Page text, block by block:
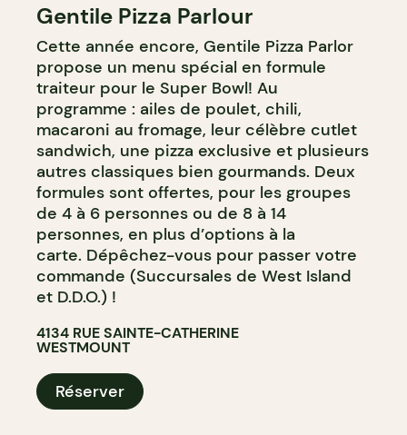
Gentile Pizza Parlour
Cette année encore, Gentile Pizza Parlor
propose un menu spécial en formule
traiteur pour le Super Bowl! Au
programme : ailes de poulet, chili,
macaroni au fromage, leur célèbre cutlet
sandwich, une pizza exclusive et plusieurs
autres classiques bien gourmands. Deux
formules sont offertes, pour les groupes
de 4 à 6 personnes ou de 8 à 14
personnes, en plus d’options à la
carte. Dépêchez-vous pour passer votre
commande (Succursales de West Island
et D.D.O.) !
4134 RUE SAINTE-CATHERINE
WESTMOUNT
Réserver